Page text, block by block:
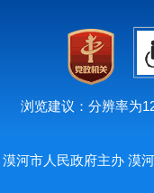
浏览建议：分辨率为
漠河市人民政府主办 漠